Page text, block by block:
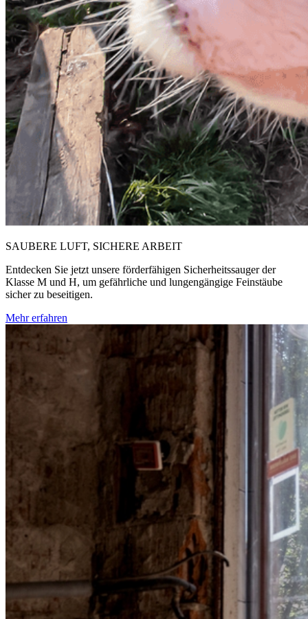
SAUBERE LUFT, SICHERE ARBEIT
Entdecken Sie jetzt unsere förderfähigen Sicherheitssauger der
Klasse M und H, um gefährliche und lungengängige Feinstäube
sicher zu beseitigen.
Mehr erfahren